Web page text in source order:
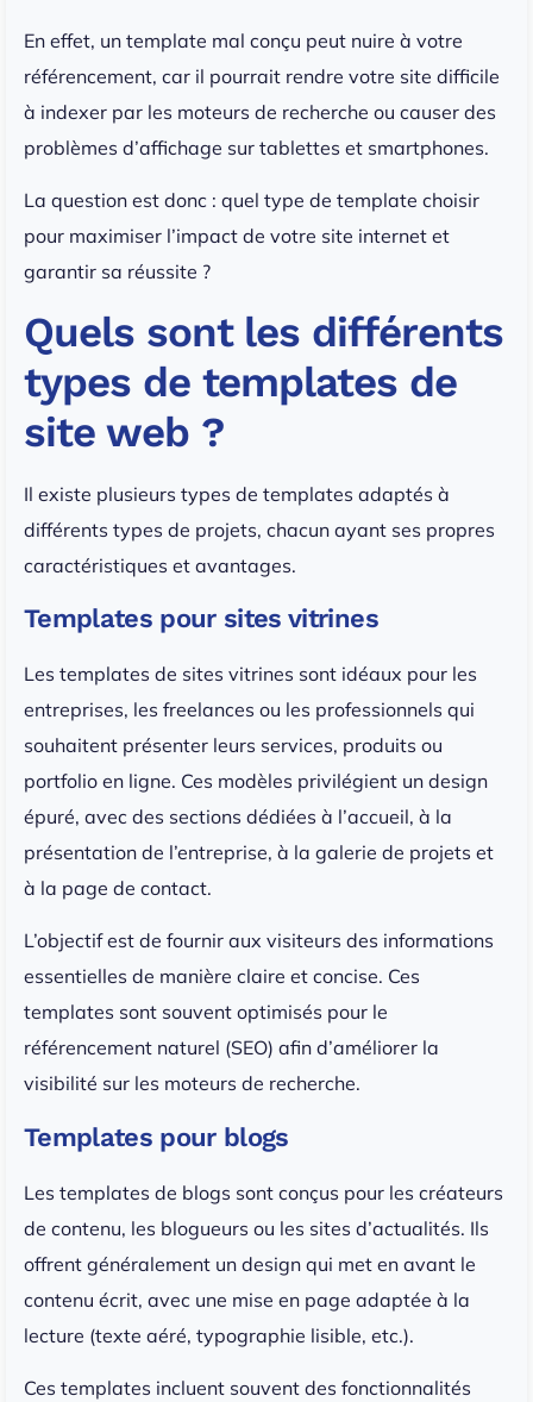
En effet, un template mal conçu peut nuire à votre
référencement, car il pourrait rendre votre site difficile
à indexer par les moteurs de recherche ou causer des
problèmes d’affichage sur tablettes et smartphones.
La question est donc : quel type de template choisir
pour maximiser l’impact de votre site internet et
garantir sa réussite ?
Quels sont les différents
types de templates de
site web ?
Il existe plusieurs types de templates adaptés à
différents types de projets, chacun ayant ses propres
caractéristiques et avantages.
Templates pour sites vitrines
Les templates de sites vitrines sont idéaux pour les
entreprises, les freelances ou les professionnels qui
souhaitent présenter leurs services, produits ou
portfolio en ligne. Ces modèles privilégient un design
épuré, avec des sections dédiées à l’accueil, à la
présentation de l’entreprise, à la galerie de projets et
à la page de contact.
L’objectif est de fournir aux visiteurs des informations
essentielles de manière claire et concise. Ces
templates sont souvent optimisés pour le
référencement naturel (SEO) afin d’améliorer la
visibilité sur les moteurs de recherche.
Templates pour blogs
Les templates de blogs sont conçus pour les créateurs
de contenu, les blogueurs ou les sites d’actualités. Ils
offrent généralement un design qui met en avant le
contenu écrit, avec une mise en page adaptée à la
lecture (texte aéré, typographie lisible, etc.).
Ces templates incluent souvent des fonctionnalités